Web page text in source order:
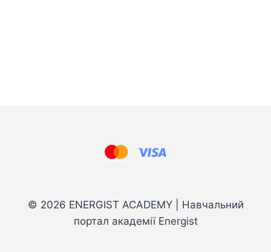
© 2026 ENERGIST ACADEMY | Навчальний
портал академії Energist